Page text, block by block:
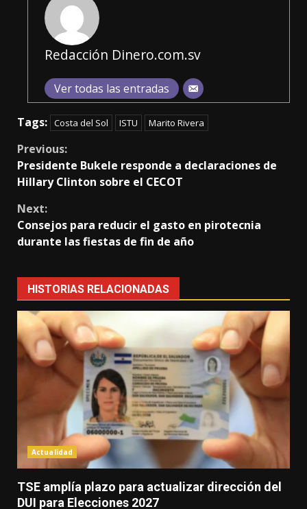
Redacción Dinero.com.sv
Ver todas las entradas
Tags: Costa del Sol ISTU Marito Rivera
Continue
Reading
Previous:
Presidente Bukele responde a declaraciones de
Hillary Clinton sobre el CECOT
Next:
Consejos para reducir el gasto en pirotecnia
durante las fiestas de fin de año
HISTORIAS RELACIONADAS
Actualidad
TSE amplía plazo para actualizar dirección del
DUI para Elecciones 2027